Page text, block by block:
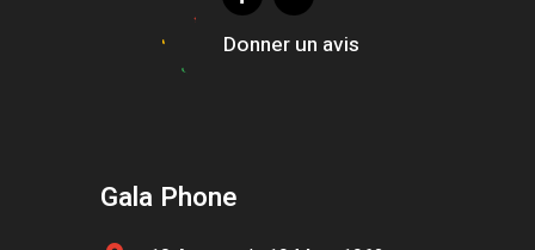
Donner un avis
Gala Phone